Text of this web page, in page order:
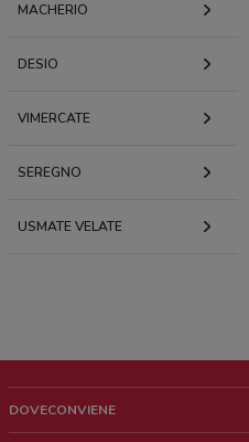
MACHERIO
DESIO
VIMERCATE
SEREGNO
USMATE VELATE
DOVECONVIENE